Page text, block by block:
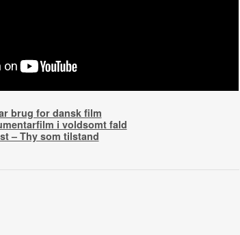
brug for dansk film
i voldsomt fald
– Thy som tilstand